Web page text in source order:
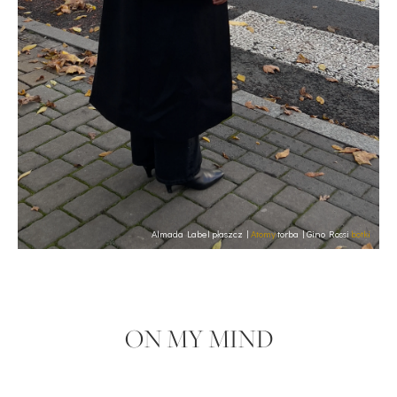
Almada Label płaszcz | Atomytorba | Gino Rossi botki
ON MY MIND